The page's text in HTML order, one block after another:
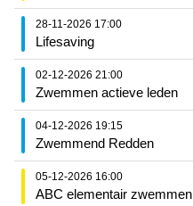
28-11-2026 17:00
Lifesaving
02-12-2026 21:00
Zwemmen actieve leden
04-12-2026 19:15
Zwemmend Redden
05-12-2026 16:00
ABC elementair zwemmen